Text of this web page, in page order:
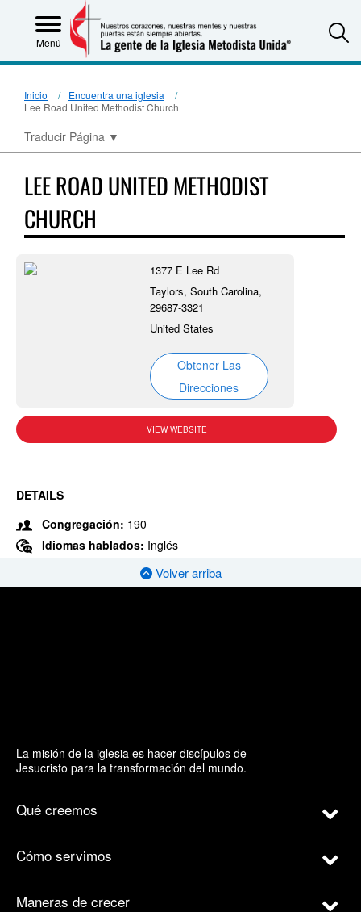
Menú
Inicio
Encuentra una iglesia
Lee Road United Methodist Church
Traducir Página ▼
LEE ROAD UNITED METHODIST
CHURCH
1377 E Lee Rd
Taylors, South Carolina,
29687-3321
United States
Obtener Las
Direcciones
VIEW WEBSITE
DETAILS
Congregación: 190
Idiomas hablados: Inglés
Volver arriba
La misión de la iglesia es hacer discípulos de
Jesucristo para la transformación del mundo.
Qué creemos
Cómo servimos
Maneras de crecer